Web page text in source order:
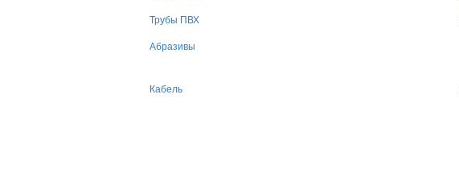
Трубы ПВХ
Абразивы
Кабель